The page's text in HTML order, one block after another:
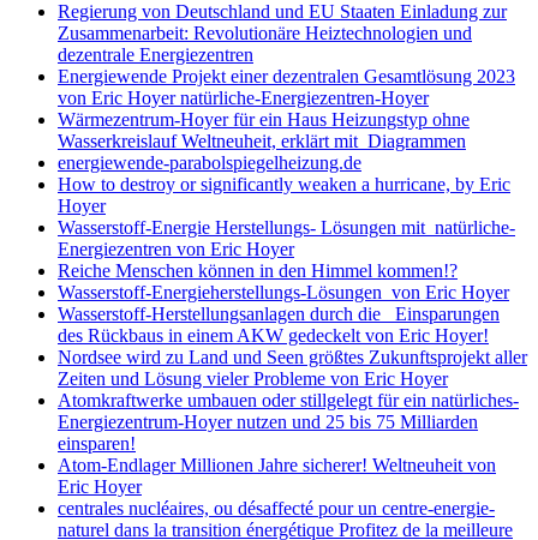
Regierung von Deutschland und EU Staaten Einladung zur
Zusammenarbeit: Revolutionäre Heiztechnologien und
dezentrale Energiezentren
Energiewende Projekt einer dezentralen Gesamtlösung 2023
von Eric Hoyer natürliche-Energiezentren-Hoyer
Wärmezentrum-Hoyer für ein Haus Heizungstyp ohne
Wasserkreislauf Weltneuheit, erklärt mit Diagrammen
energiewende-parabolspiegelheizung.de
How to destroy or significantly weaken a hurricane, by Eric
Hoyer
Wasserstoff-Energie Herstellungs- Lösungen mit natürliche-
Energiezentren von Eric Hoyer
Reiche Menschen können in den Himmel kommen!?
Wasserstoff-Energieherstellungs-Lösungen von Eric Hoyer
Wasserstoff-Herstellungsanlagen durch die Einsparungen
des Rückbaus in einem AKW gedeckelt von Eric Hoyer!
Nordsee wird zu Land und Seen größtes Zukunftsprojekt aller
Zeiten und Lösung vieler Probleme von Eric Hoyer
Atomkraftwerke umbauen oder stillgelegt für ein natürliches-
Energiezentrum-Hoyer nutzen und 25 bis 75 Milliarden
einsparen!
Atom-Endlager Millionen Jahre sicherer! Weltneuheit von
Eric Hoyer
centrales nucléaires, ou désaffecté pour un centre-energie-
naturel dans la transition énergétique Profitez de la meilleure